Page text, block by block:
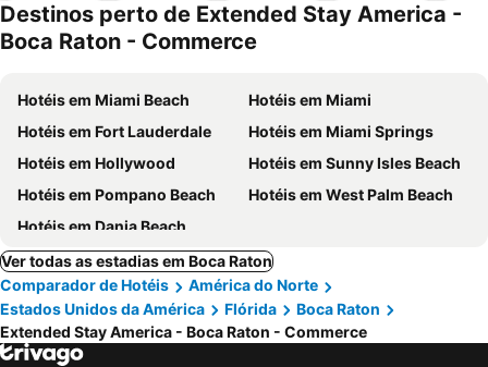
Destinos perto de Extended Stay America -
Boca Raton - Commerce
Hotéis em Miami Beach
Hotéis em Miami
Hotéis em Fort Lauderdale
Hotéis em Miami Springs
Hotéis em Hollywood
Hotéis em Sunny Isles Beach
Hotéis em Pompano Beach
Hotéis em West Palm Beach
Hotéis em Dania Beach
Ver todas as estadias em Boca Raton
Comparador de Hotéis
América do Norte
Estados Unidos da América
Flórida
Boca Raton
Extended Stay America - Boca Raton - Commerce